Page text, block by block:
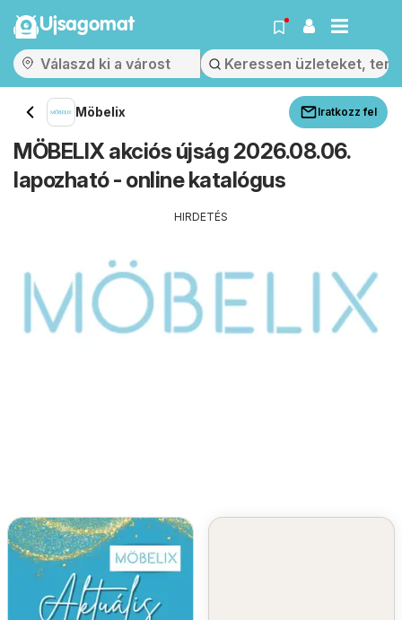
Ujsagomat
Möbelix Iratkozz fel
MÖBELIX akciós újság 2026.08.06.
lapozható - online katalógus
HIRDETÉS